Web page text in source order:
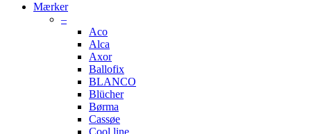
Mærker
–
Aco
Alca
Axor
Ballofix
BLANCO
Blücher
Børma
Cassøe
Cool line